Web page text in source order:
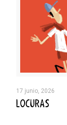
17 junio, 2026
LOCURAS